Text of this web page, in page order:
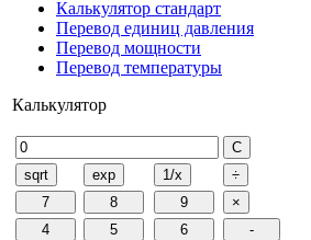
Калькулятор стандарт
Перевод единиц давления
Перевод мощности
Перевод температуры
Калькулятор